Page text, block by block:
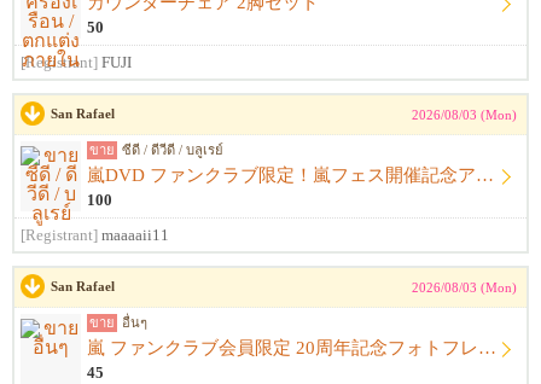
50
[Registrant] FUJI
San Rafael 2026/08/03 (Mon)
ขาย ซีดี / ดีวีดี / บลูเรย์
嵐DVD ファンクラブ限定！嵐フェス開催記念アルバム ウラ嵐マニア CD４枚組
100
[Registrant] maaaaii11
San Rafael 2026/08/03 (Mon)
ขาย อื่นๆ
嵐 ファンクラブ会員限定 20周年記念フォトフレーム
45